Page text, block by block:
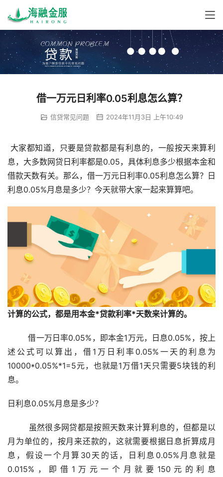
借一万元日利率0.05利息怎么算？
信贷常见问题 2024年11月3日 上午10:49
大家都知道，只要是贷款都是有利息的，一般按天来算利
息，大多数网贷日利率都是0.05，具体利息多少根据本金和
借款天数有关。那么，借一万元日利率0.05利息怎么算？日
利息0.05%月息是多少？今天就带大家一起来算算吧。
计算的公式，都是用本金*贷款利率*天数来计算的。
借一万日率0.05%，即本金1万元，日息0.05%，按上
述公式可以算出，借1万日利率0.05%一天的利息为
10000*0.05%*1=5元，也就是1万借1天只需要5块钱的利
息。
日利息0.05%月息是多少？
虽然很多网贷都是按照天数来计算利息的，但都是以
月为单位的，按月来还款的，这就需要根据日息折算成月
息，假设一个月算30天的话，日利息0.05%月息就是
0.015%，即借1万元一个月就要150元的利息